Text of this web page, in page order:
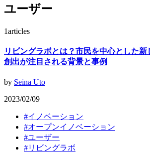
ユーザー
1articles
リビングラボとは？市民を中心とした
創出が注目される背景と事例
by Seina Uto
2023/02/09
#イノベーション
#オープンイノベーション
#ユーザー
#リビングラボ